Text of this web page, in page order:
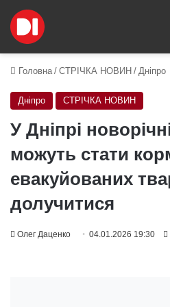
Головна / СТРІЧКА НОВИН / Дніпро
Дніпро СТРІЧКА НОВИН
У Дніпрі
можуть стати
евакуйованих
долучитися
Oлег Даценко 04.01.2026 19:30